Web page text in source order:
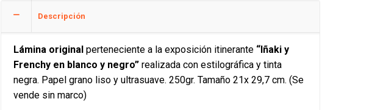
Descripción
Lámina original perteneciente a la exposición itinerante “Iñaki y
Frenchy en blanco y negro” realizada con estilográfica y tinta
negra. Papel grano liso y ultrasuave. 250gr. Tamaño 21x 29,7 cm. (Se
vende sin marco)